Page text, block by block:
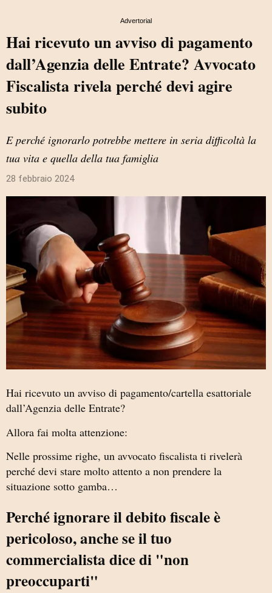
Advertorial
Hai ricevuto un avviso di pagamento
dall’Agenzia delle Entrate? Avvocato
Fiscalista rivela perché devi agire
subito
E perché ignorarlo potrebbe mettere in seria difficoltà la
tua vita e quella della tua famiglia
28 febbraio 2024
Hai ricevuto un avviso di pagamento/cartella esattoriale
dall’Agenzia delle Entrate?
Allora fai molta attenzione:
Nelle prossime righe, un avvocato fiscalista ti rivelerà
perché devi stare molto attento a non prendere la
situazione sotto gamba…
Perché ignorare il debito fiscale è
pericoloso, anche se il tuo
commercialista dice di "non
preoccuparti"